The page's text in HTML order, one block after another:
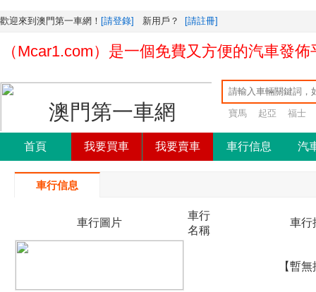
歡迎來到澳門第一車網！ [請登錄] 新用戶？ [請註冊]
Mcar1.com）是一個免費又方便的汽車
寶馬 起亞 福士
首頁 我要買車 我要賣車 車行信息 汽
車行信息
車行圖片
車行
名稱
車行
【暫